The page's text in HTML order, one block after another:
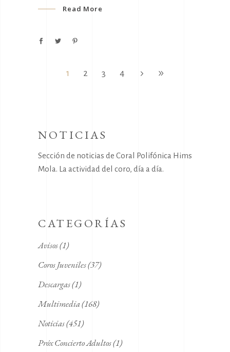
Read More
1 2 3 4
NOTICIAS
Sección de noticias de Coral Polifónica Hims
Mola. La actividad del coro, día a día.
CATEGORÍAS
Avisos(1)
Coros Juveniles(37)
Descargas(1)
Multimedia(168)
Noticias(451)
Próx Concierto Adultos(1)